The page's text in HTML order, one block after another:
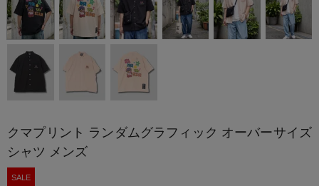
クマプリント ランダムグラフィック オーバーサイズ
シャツ メンズ
SALE